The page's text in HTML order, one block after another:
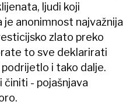
ljudi koji
anonimnost najvažnija
zlato preko
to sve deklarirati
i tako dalje.
- pojašnjava